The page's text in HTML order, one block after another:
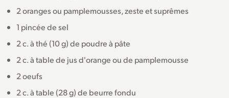
2 oranges ou pamplemousses, zeste et suprêmes
1 pincée de sel
2 c. à thé (10 g) de poudre à pâte
2 c. à table de jus d'orange ou de pamplemousse
2 oeufs
2 c. à table (28 g) de beurre fondu